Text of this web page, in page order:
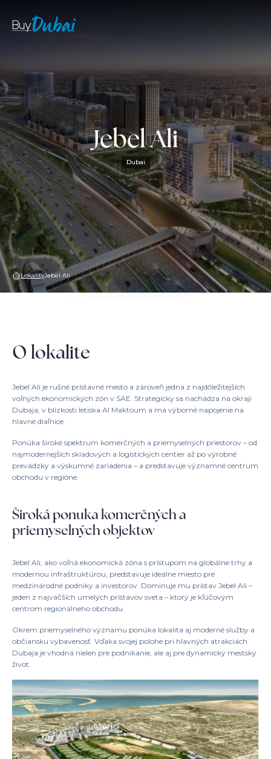
Jebel Ali
Dubai
LokalityJebel Ali
O lokalite
Jebel Ali je rušné prístavné mesto a zároveň jedna z najdôležitejších
voľných ekonomických zón v SAE. Strategicky sa nachádza na okraji
Dubaja, v blízkosti letiska Al Maktoum a má výborné napojenie na
hlavné diaľnice.
Ponúka široké spektrum komerčných a priemyselných priestorov – od
najmodernejších skladových a logistických centier až po výrobné
prevádzky a výskumné zariadenia – a predstavuje významné centrum
obchodu v regióne.
Široká ponuka komerčných a
priemyselných objektov
Jebel Ali, ako voľná ekonomická zóna s prístupom na globálne trhy a
modernou infraštruktúrou, predstavuje ideálne miesto pre
medzinárodné podniky a investorov. Dominuje mu prístav Jebel Ali –
jeden z najväčších umelých prístavov sveta – ktorý je kľúčovým
centrom regionálneho obchodu.
Okrem priemyselného významu ponúka lokalita aj moderné služby a
občiansku vybavenosť. Vďaka svojej polohe pri hlavných atrakciách
Dubaja je vhodná nielen pre podnikanie, ale aj pre dynamický mestský
život.